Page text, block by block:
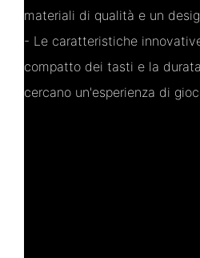
materiali di qualità e un
- Le caratteristiche
compatto dei tasti e la
cercano un'esperienza di